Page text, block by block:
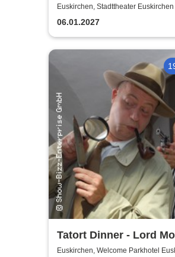
European Ballet
Euskirchen, Stadttheater Euskirchen
06.01.2027
Tatort Dinner - Lord
lässt bitten!
Euskirchen, Welcome Parkhotel